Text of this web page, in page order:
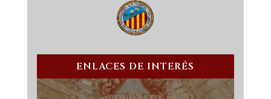
ENLACES DE INTERÉS